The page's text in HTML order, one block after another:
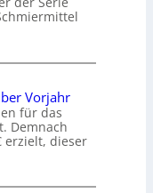
Vorjahr
für das
Demnach
erzielt, dieser